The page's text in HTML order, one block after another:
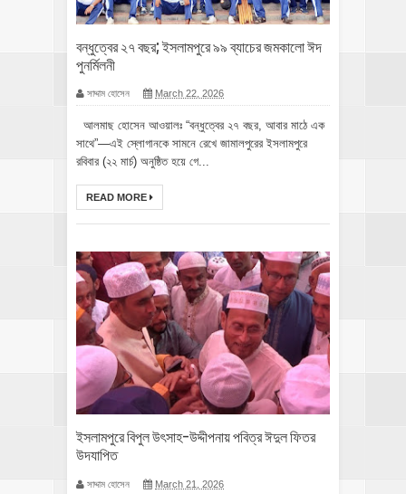
‎বন্ধুত্বের ২৭ বছর; ইসলামপুরে ৯৯ ব্যাচের জমকালো ঈদ
পুনর্মিলনী ‎​
সাদ্দাম হোসেন March 22, 2026
‎আলমাছ হোসেন আওয়ালঃ ​“বন্ধুত্বের ২৭ বছর, আবার মাঠে এক
সাথে”—এই স্লোগানকে সামনে রেখে জামালপুরের ইসলামপুরে
রবিবার (২২ মার্চ) অনুষ্ঠিত হয়ে গে...
READ MORE
‎ইসলামপুরে বিপুল উৎসাহ-উদ্দীপনায় পবিত্র ঈদুল ফিতর
উদযাপিত
সাদ্দাম হোসেন March 21, 2026